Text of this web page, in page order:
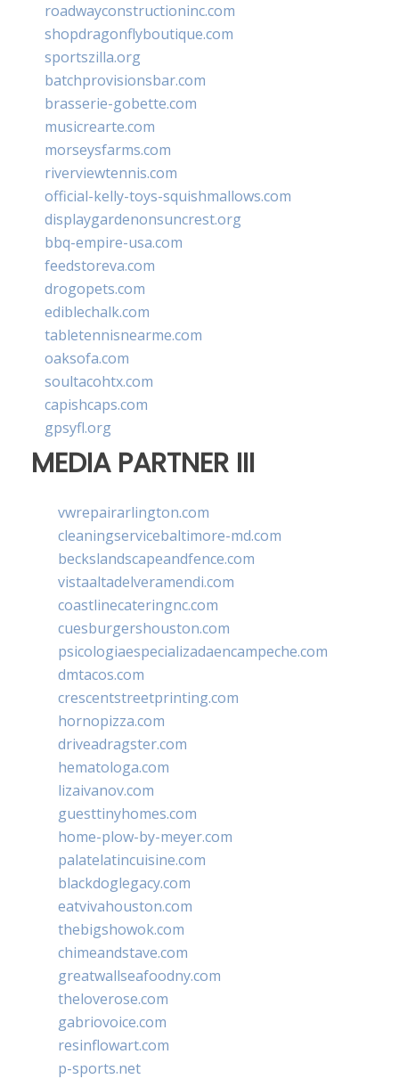
roadwayconstructioninc.com
shopdragonflyboutique.com
sportszilla.org
batchprovisionsbar.com
brasserie-gobette.com
musicrearte.com
morseysfarms.com
riverviewtennis.com
official-kelly-toys-squishmallows.com
displaygardenonsuncrest.org
bbq-empire-usa.com
feedstoreva.com
drogopets.com
ediblechalk.com
tabletennisnearme.com
oaksofa.com
soultacohtx.com
capishcaps.com
gpsyfl.org
MEDIA PARTNER III
vwrepairarlington.com
cleaningservicebaltimore-md.com
beckslandscapeandfence.com
vistaaltadelveramendi.com
coastlinecateringnc.com
cuesburgershouston.com
psicologiaespecializadaencampeche.com
dmtacos.com
crescentstreetprinting.com
hornopizza.com
driveadragster.com
hematologa.com
lizaivanov.com
guesttinyhomes.com
home-plow-by-meyer.com
palatelatincuisine.com
blackdoglegacy.com
eatvivahouston.com
thebigshowok.com
chimeandstave.com
greatwallseafoodny.com
theloverose.com
gabriovoice.com
resinflowart.com
p-sports.net